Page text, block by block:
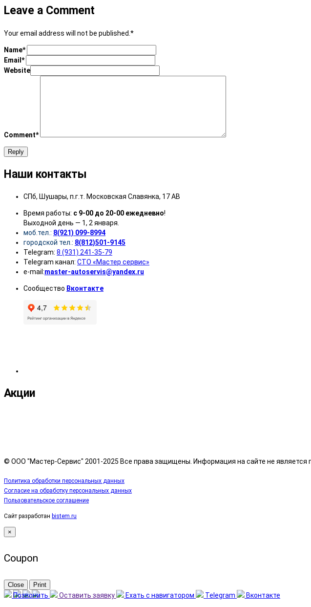
Leave a Comment
Your email address will not be published. *
Name*
Email *
Website
Comment*
Reply
Наши контакты
СПб, Шушары, п.г.т. Московская Славянка, 17 АВ
Время работы: с 9-00 до 20-00 ежедневно!
Выходной день — 1, 2 января.
моб.тел.: 8(921) 099-8994
городской тел.: 8(812)501-9145
Telegram: 8 (931) 241-35-79
Telegram канал: СТО «Мастер сервис»
e-mail:master-autoservis@yandex.ru
Сообщество Вконтакте
Акции
© ООО "Мастер-Сервис" 2001-2025 Все права защищены. Информация на сайте не является
Политика обработки персональных данных
Согласие на обработку персональных данных
Пользовательское соглашение
Сайт разработан bistem.ru
×
Coupon
Close Print
Позвонить Оставить заявку Ехать с навигатором Telegram Вконтакте